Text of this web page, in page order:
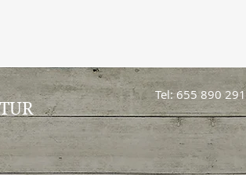
Tel: 655 890 291